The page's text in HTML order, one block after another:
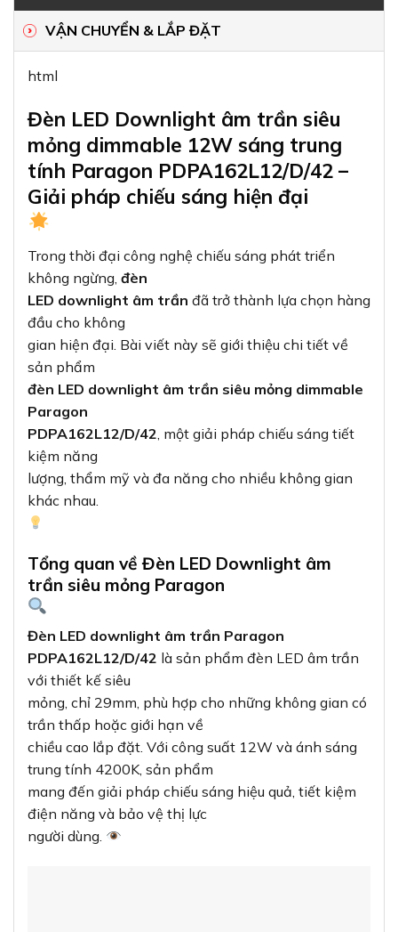
VẬN CHUYỂN & LẮP ĐẶT
html
Đèn LED Downlight âm trần siêu
mỏng dimmable 12W sáng trung
tính Paragon PDPA162L12/D/42 –
Giải pháp chiếu sáng hiện đại
Trong thời đại công nghệ chiếu sáng phát triển
không ngừng, đèn
LED downlight âm trần đã trở thành lựa chọn hàng
đầu cho không
gian hiện đại. Bài viết này sẽ giới thiệu chi tiết về
sản phẩm
đèn LED downlight âm trần siêu mỏng dimmable
Paragon
PDPA162L12/D/42, một giải pháp chiếu sáng tiết
kiệm năng
lượng, thẩm mỹ và đa năng cho nhiều không gian
khác nhau.
Tổng quan về Đèn LED Downlight âm
trần siêu mỏng Paragon
Đèn LED downlight âm trần Paragon
PDPA162L12/D/42 là sản phẩm đèn LED âm trần
với thiết kế siêu
mỏng, chỉ 29mm, phù hợp cho những không gian có
trần thấp hoặc giới hạn về
chiều cao lắp đặt. Với công suất 12W và ánh sáng
trung tính 4200K, sản phẩm
mang đến giải pháp chiếu sáng hiệu quả, tiết kiệm
điện năng và bảo vệ thị lực
người dùng.